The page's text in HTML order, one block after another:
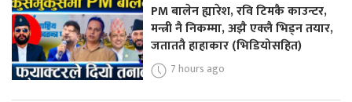
PM बालेन ह्यारेश, रवि टिमकै काउन्टर,
मन्त्री नै निकम्मा, अझै एक्लै भिड्न तयार,
जताततै हाहाकार (भिडियोसहित)
7 hours ago